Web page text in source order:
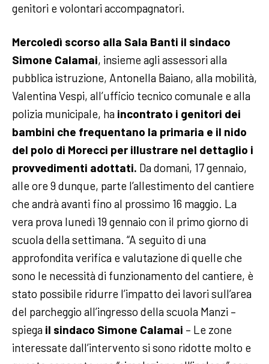
genitori e volontari accompagnatori.
Mercoledì scorso alla Sala Banti il sindaco
Simone Calamai, insieme agli assessori alla
pubblica istruzione, Antonella Baiano, alla mobilità,
Valentina Vespi, all’ufficio tecnico comunale e alla
polizia municipale, ha incontrato i genitori dei
bambini che frequentano la primaria e il nido
del polo di Morecci per illustrare nel dettaglio i
provvedimenti adottati. Da domani, 17 gennaio,
alle ore 9 dunque, parte l’allestimento del cantiere
che andrà avanti fino al prossimo 16 maggio. La
vera prova lunedì 19 gennaio con il primo giorno di
scuola della settimana. “A seguito di una
approfondita verifica e valutazione di quelle che
sono le necessità di funzionamento del cantiere, è
stato possibile ridurre l’impatto dei lavori sull’area
del parcheggio all’ingresso della scuola Manzi –
spiega il sindaco Simone Calamai – Le zone
interessate dall’intervento si sono ridotte molto e